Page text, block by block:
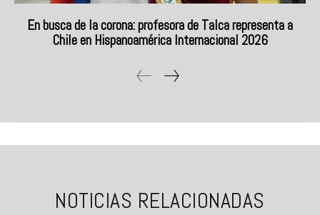
En busca de la corona: profesora de Talca representa a
Chile en Hispanoamérica Internacional 2026
NOTICIAS RELACIONADAS